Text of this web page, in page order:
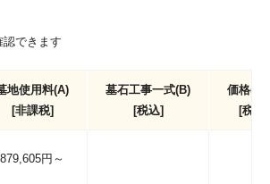
できます
地使用料(A)
[非課税]
墓石工事一式(B)
[税込]
価格
[税込]
879,605円～